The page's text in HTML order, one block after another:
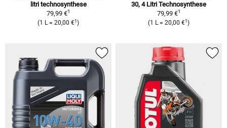
litri technosynthese
79,99 €1
(1 L = 20,00 €1 )
30, 4 Litri Technosynthese
79,99 €1
(1 L = 20,00 €1 )